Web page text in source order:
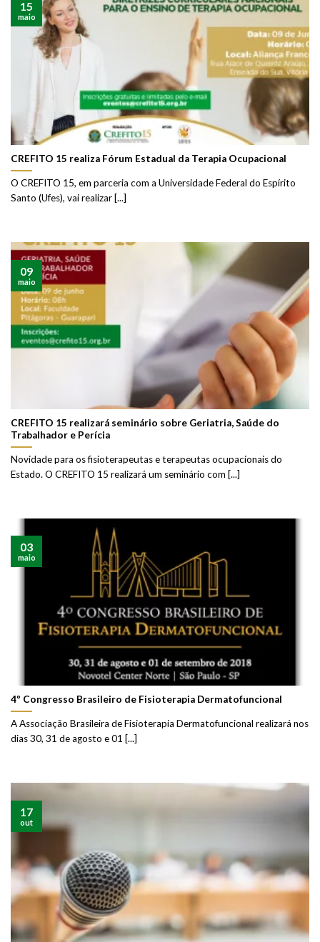
CREFITO 15 realiza Fórum Estadual da Terapia Ocupacional
O CREFITO 15, em parceria com a Universidade Federal do Espírito
Santo (Ufes), vai realizar [...]
15
maio
CREFITO 15 realizará seminário sobre Geriatria, Saúde do
Trabalhador e Perícia
Novidade para os fisioterapeutas e terapeutas ocupacionais do
Estado. O CREFITO 15 realizará um seminário com [...]
09
maio
4º Congresso Brasileiro de Fisioterapia Dermatofuncional
A Associação Brasileira de Fisioterapia Dermatofuncional realizará nos
dias 30, 31 de agosto e 01 [...]
03
maio
17
out